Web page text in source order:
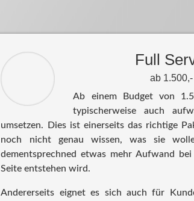
Full
ab
Ab einem Budget von
typischerweise auch
umsetzen. Dies ist einerseits das richtige
noch nicht genau wissen, was sie
dementsprechned etwas mehr Aufwand
Seite entstehen wird.
Andererseits eignet es sich auch für